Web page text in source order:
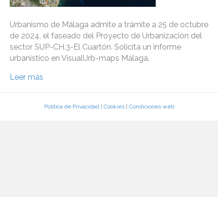
Urbanismo de Málaga admite a trámite a 25 de octubre
de 2024, el faseado del Proyecto de Urbanización del
sector SUP-CH.3-El Cuartón. Solicita un informe
urbanístico en VisualUrb-maps Málaga.
Leer más
Política de Privacidad| Cookies| Condiciones web